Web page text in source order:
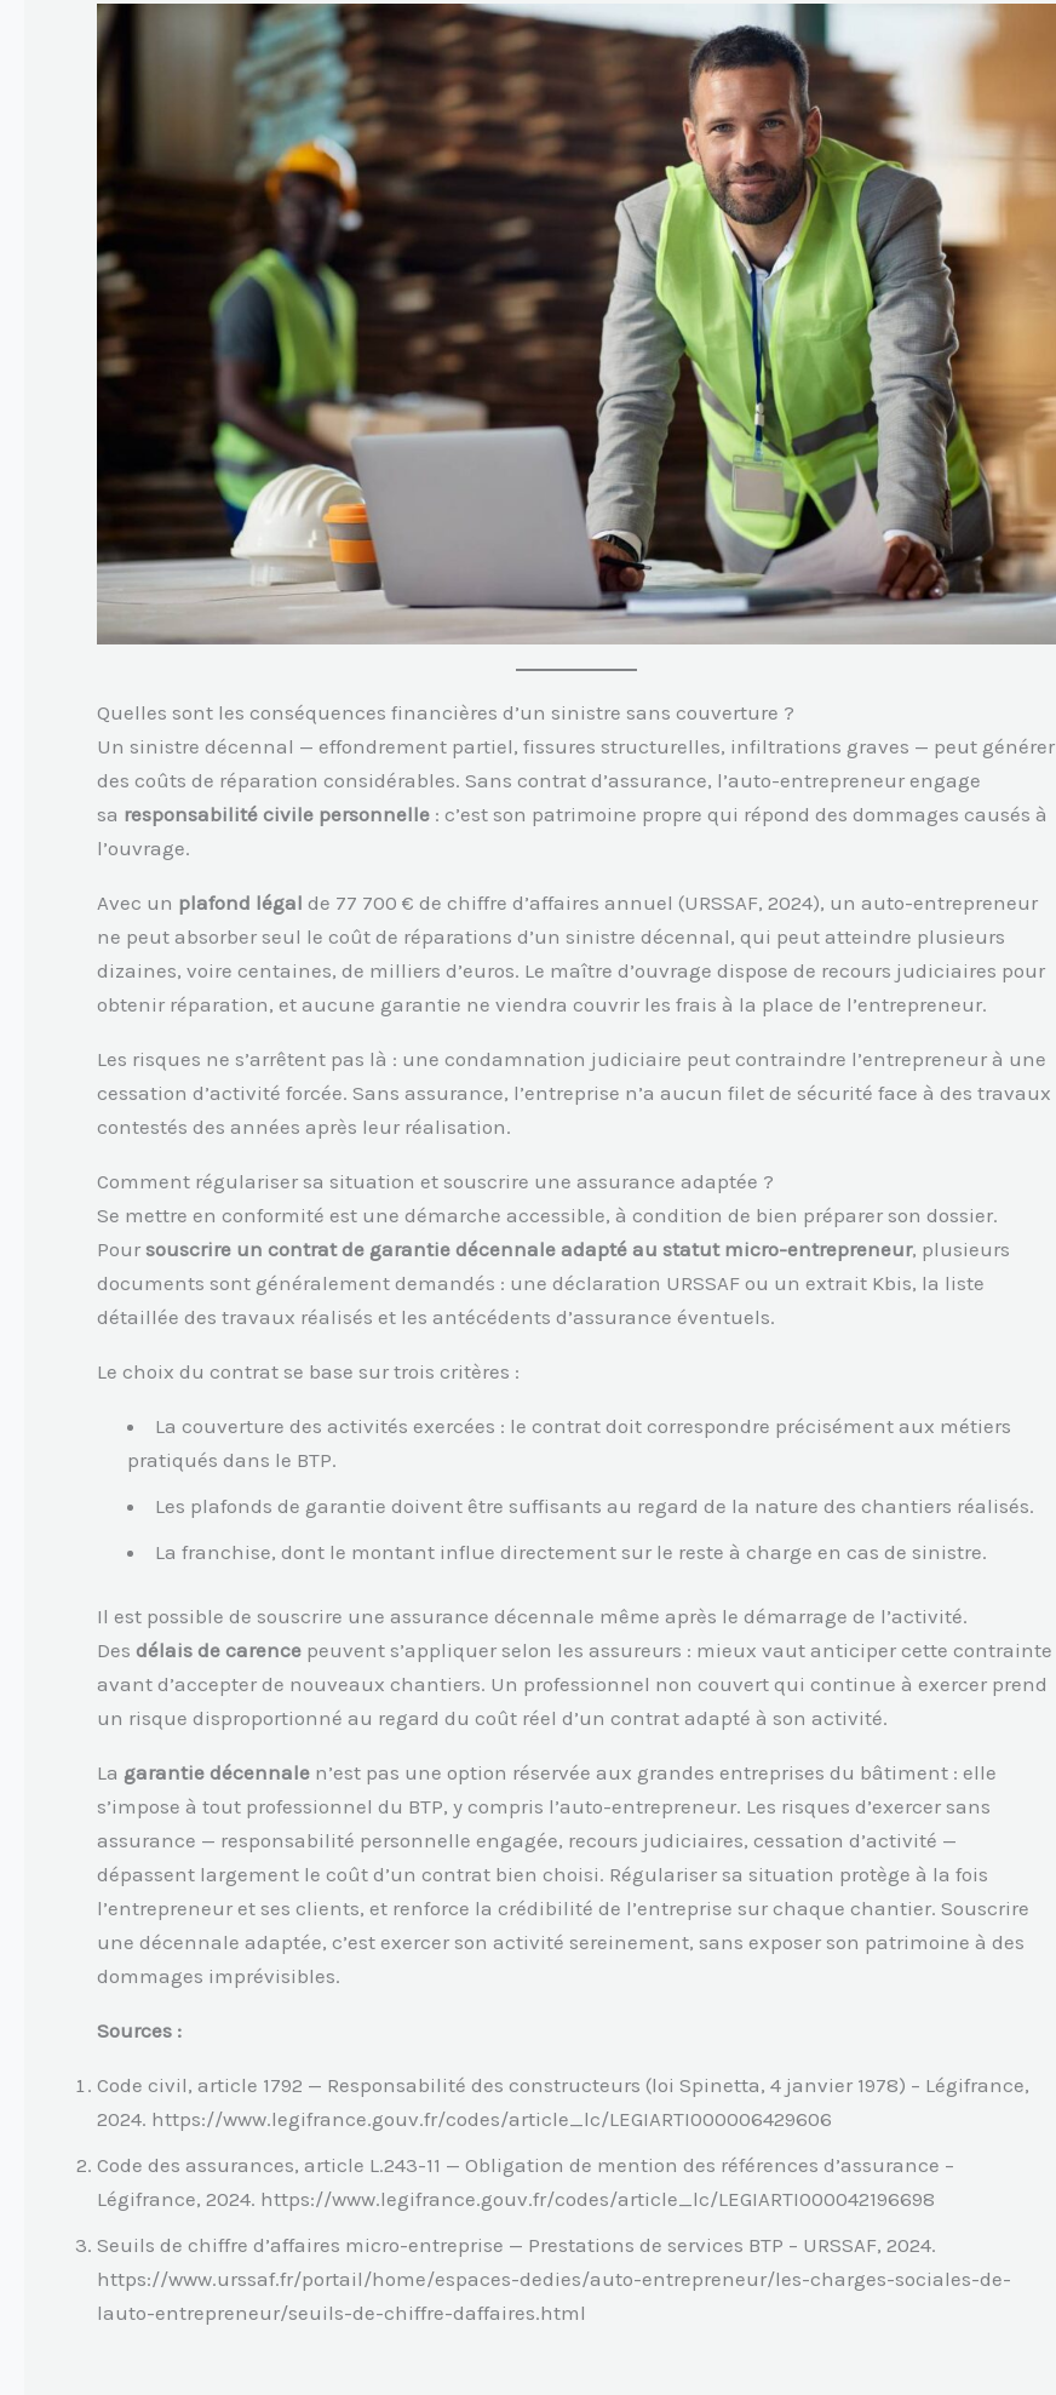
Quelles sont les conséquences financières d’un sinistre sans couverture ?
Un sinistre décennal — effondrement partiel, fissures structurelles, infiltrations graves — peut générer
des coûts de réparation considérables. Sans contrat d’assurance, l’auto-entrepreneur engage
sa responsabilité civile personnelle : c’est son patrimoine propre qui répond des dommages causés à
l’ouvrage.
Avec un plafond légal de 77 700 € de chiffre d’affaires annuel (URSSAF, 2024), un auto-entrepreneur
ne peut absorber seul le coût de réparations d’un sinistre décennal, qui peut atteindre plusieurs
dizaines, voire centaines, de milliers d’euros. Le maître d’ouvrage dispose de recours judiciaires pour
obtenir réparation, et aucune garantie ne viendra couvrir les frais à la place de l’entrepreneur.
Les risques ne s’arrêtent pas là : une condamnation judiciaire peut contraindre l’entrepreneur à une
cessation d’activité forcée. Sans assurance, l’entreprise n’a aucun filet de sécurité face à des travaux
contestés des années après leur réalisation.
Comment régulariser sa situation et souscrire une assurance adaptée ?
Se mettre en conformité est une démarche accessible, à condition de bien préparer son dossier.
Pour souscrire un contrat de garantie décennale adapté au statut micro-entrepreneur, plusieurs
documents sont généralement demandés : une déclaration URSSAF ou un extrait Kbis, la liste
détaillée des travaux réalisés et les antécédents d’assurance éventuels.
Le choix du contrat se base sur trois critères :
La couverture des activités exercées : le contrat doit correspondre précisément aux métiers
pratiqués dans le BTP.
Les plafonds de garantie doivent être suffisants au regard de la nature des chantiers réalisés.
La franchise, dont le montant influe directement sur le reste à charge en cas de sinistre.
Il est possible de souscrire une assurance décennale même après le démarrage de l’activité.
Des délais de carence peuvent s’appliquer selon les assureurs : mieux vaut anticiper cette contrainte
avant d’accepter de nouveaux chantiers. Un professionnel non couvert qui continue à exercer prend
un risque disproportionné au regard du coût réel d’un contrat adapté à son activité.
La garantie décennale n’est pas une option réservée aux grandes entreprises du bâtiment : elle
s’impose à tout professionnel du BTP, y compris l’auto-entrepreneur. Les risques d’exercer sans
assurance — responsabilité personnelle engagée, recours judiciaires, cessation d’activité —
dépassent largement le coût d’un contrat bien choisi. Régulariser sa situation protège à la fois
l’entrepreneur et ses clients, et renforce la crédibilité de l’entreprise sur chaque chantier. Souscrire
une décennale adaptée, c’est exercer son activité sereinement, sans exposer son patrimoine à des
dommages imprévisibles.
Sources :
Code civil, article 1792 — Responsabilité des constructeurs (loi Spinetta, 4 janvier 1978) – Légifrance,
2024. https://www.legifrance.gouv.fr/codes/article_lc/LEGIARTI000006429606
Code des assurances, article L.243-11 — Obligation de mention des références d’assurance –
Légifrance, 2024. https://www.legifrance.gouv.fr/codes/article_lc/LEGIARTI000042196698
Seuils de chiffre d’affaires micro-entreprise — Prestations de services BTP – URSSAF, 2024.
https://www.urssaf.fr/portail/home/espaces-dedies/auto-entrepreneur/les-charges-sociales-de-
lauto-entrepreneur/seuils-de-chiffre-daffaires.html